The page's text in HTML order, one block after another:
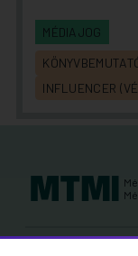
MÉDIAJOG
INFLUENCER